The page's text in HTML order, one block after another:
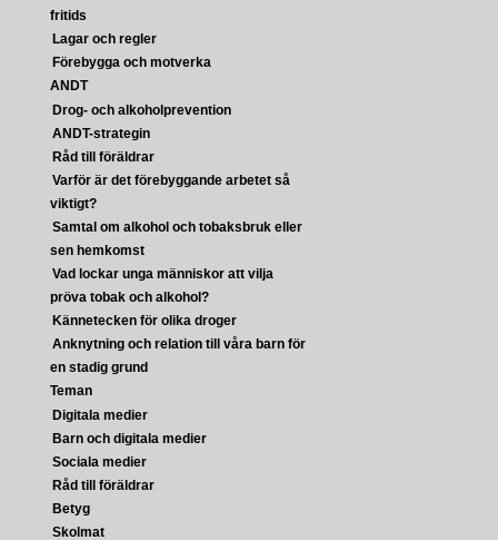
fritids
Lagar och regler
Förebygga och motverka
ANDT
Drog- och alkoholprevention
ANDT-strategin
Råd till föräldrar
Varför är det förebyggande arbetet så
viktigt?
Samtal om alkohol och tobaksbruk eller
sen hemkomst
Vad lockar unga människor att vilja
pröva tobak och alkohol?
Kännetecken för olika droger
Anknytning och relation till våra barn för
en stadig grund
Teman
Digitala medier
Barn och digitala medier
Sociala medier
Råd till föräldrar
Betyg
Skolmat